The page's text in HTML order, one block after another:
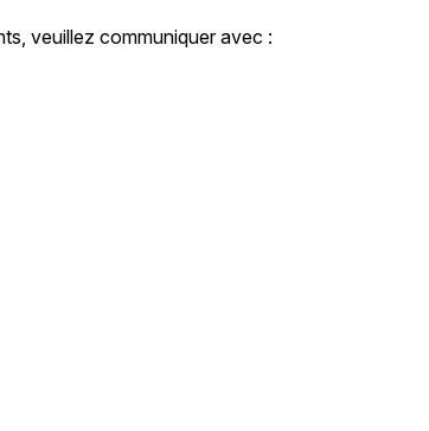
veuillez communiquer avec :